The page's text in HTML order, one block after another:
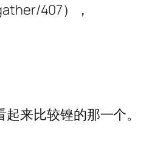
407），
来比较锉的那一个。